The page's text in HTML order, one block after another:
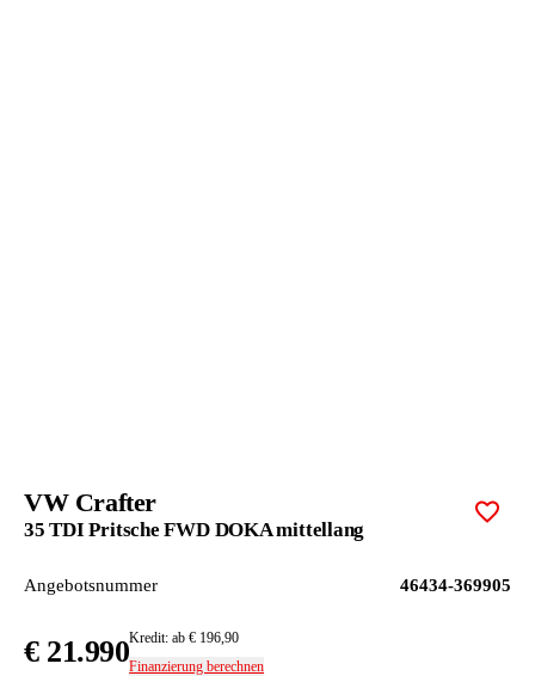
VW Crafter
35 TDI Pritsche FWD DOKA mittellang Zur
Angebotsnummer 46434-369905
€ 21.990Kredit: ab € 196,90
Finanzierung berechnen